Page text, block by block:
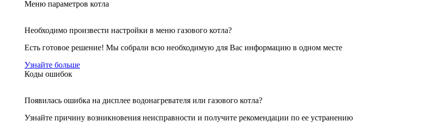
Меню параметров котла
Необходимо произвести настройки в меню газового котла?
Есть готовое решение! Мы собрали всю необходимую для Вас информацию в одном месте
Узнайте больше
Коды ошибок
Появилась ошибка на дисплее водонагревателя или газового котла?
Узнайте причину возникновения неисправности и получите рекомендации по ее устранению